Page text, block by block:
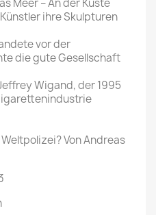
Meer – An der Küste
ihre Skulpturen
vor der
die gute Gesellschaft
Wigand, der 1995
Von Andreas